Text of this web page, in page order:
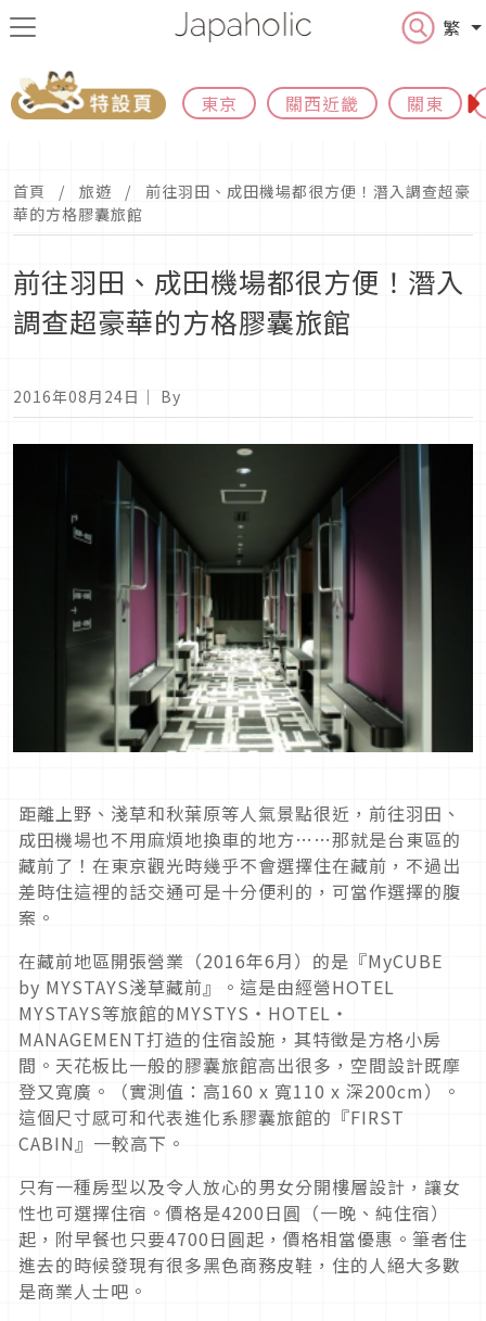
繁
東京 關西近畿 關東
首頁 旅遊
前往羽田、成田機場都很方便！潛入調查超豪
華的方格膠囊旅館
前往羽田、成田機場都很方便！潛入
調查超豪華的方格膠囊旅館
2016年08月24日 ｜ By
距離上野、淺草和秋葉原等人氣景點很近，前往羽田、
成田機場也不用麻煩地換車的地方……那就是台東區的
藏前了！在東京觀光時幾乎不會選擇住在藏前，不過出
差時住這裡的話交通可是十分便利的，可當作選擇的腹
案。
在藏前地區開張營業（2016年6月）的是『MyCUBE
by MYSTAYS淺草藏前』。這是由經營HOTEL
MYSTAYS等旅館的MYSTYS‧HOTEL‧
MANAGEMENT打造的住宿設施，其特徵是方格小房
間。天花板比一般的膠囊旅館高出很多，空間設計既摩
登又寬廣。（實測值：高160 x 寬110 x 深200cm）。
這個尺寸感可和代表進化系膠囊旅館的『FIRST
CABIN』一較高下。
只有一種房型以及令人放心的男女分開樓層設計，讓女
性也可選擇住宿。價格是4200日圓（一晚、純住宿）
起，附早餐也只要4700日圓起，價格相當優惠。筆者住
進去的時候發現有很多黑色商務皮鞋，住的人絕大多數
是商業人士吧。